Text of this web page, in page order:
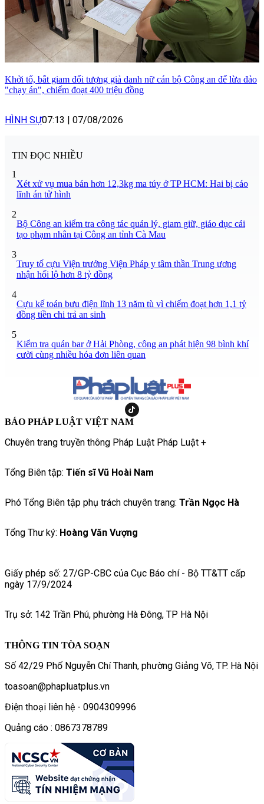
Khởi tố, bắt giam đối tượng giả danh nữ cán bộ Công an để lừa đảo
"chạy án", chiếm đoạt 400 triệu đồng
HÌNH SỰ07:13 | 07/08/2026
TIN ĐỌC NHIỀU
1
Xét xử vụ mua bán hơn 12,3kg ma túy ở TP HCM: Hai bị cáo
lĩnh án tử hình
2
Bộ Công an kiểm tra công tác quản lý, giam giữ, giáo dục cải
tạo phạm nhân tại Công an tỉnh Cà Mau
3
Truy tố cựu Viện trưởng Viện Pháp y tâm thần Trung ương
nhận hối lộ hơn 8 tỷ đồng
4
Cựu kế toán bưu điện lĩnh 13 năm tù vì chiếm đoạt hơn 1,1 tỷ
đồng tiền chi trả an sinh
5
Kiểm tra quán bar ở Hải Phòng, công an phát hiện 98 bình khí
cười cùng nhiều hóa đơn liên quan
BÁO PHÁP LUẬT VIỆT NAM
Chuyên trang truyền thông Pháp Luật Pháp Luật +
Tổng Biên tập: Tiến sĩ Vũ Hoài Nam
Phó Tổng Biên tập phụ trách chuyên trang: Trần Ngọc Hà
Tổng Thư ký: Hoàng Văn Vượng
Giấy phép số: 27/GP-CBC của Cục Báo chí - Bộ TT&TT cấp
ngày 17/9/2024
Trụ sở: 142 Trần Phú, phường Hà Đông, TP Hà Nội
THÔNG TIN TÒA SOẠN
Số 42/29 Phố Nguyễn Chí Thanh, phường Giảng Võ, TP. Hà Nội
toasoan@phapluatplus.vn
Điện thoại liên hệ - 0904309996
Quảng cáo : 0867378789